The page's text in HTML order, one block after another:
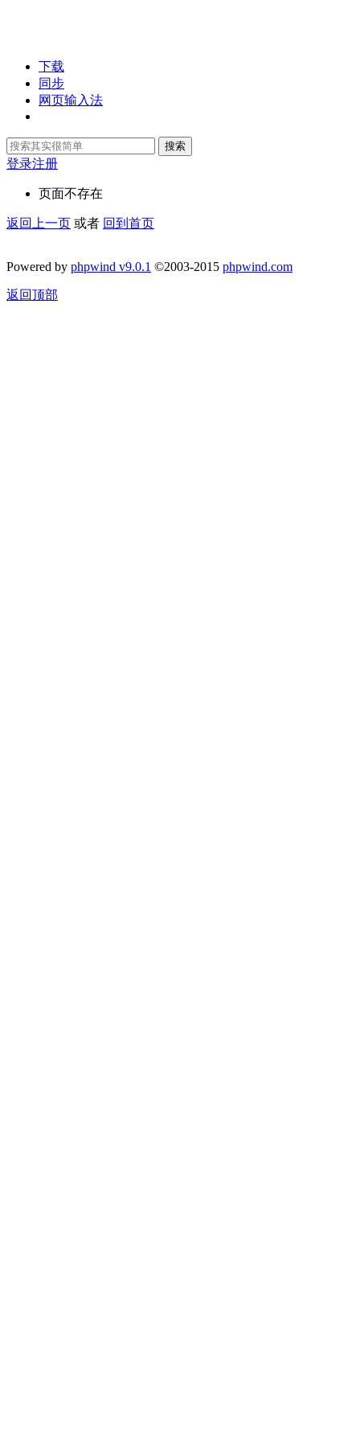
下载
同步
网页输入法
搜索
登录注册
页面不存在
返回上一页 或者 回到首页
Powered by phpwind v9.0.1 ©2003-2015 phpwind.com
返回顶部